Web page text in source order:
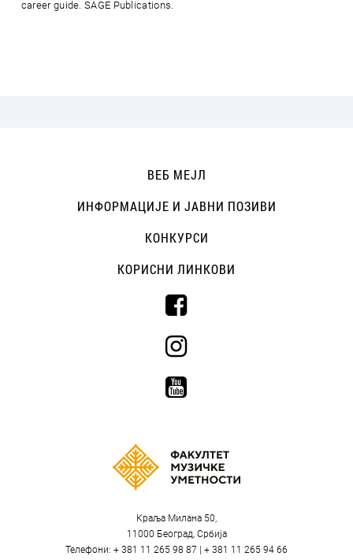
career guide. SAGE Publications.
Краља Милана 50,
11000 Београд, Србија
Телефони: + 381 11 265 98 87 | + 381 11 265 94 66
ВЕБ МЕЈЛ
ИНФОРМАЦИЈЕ И ЈАВНИ ПОЗИВИ
КОНКУРСИ
КОРИСНИ ЛИНКОВИ